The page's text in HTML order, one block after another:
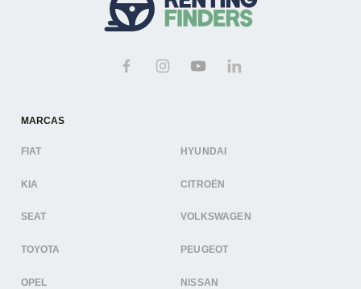
MARCAS
FIAT HYUNDAI
KIA CITROËN
SEAT VOLKSWAGEN
TOYOTA PEUGEOT
OPEL NISSAN